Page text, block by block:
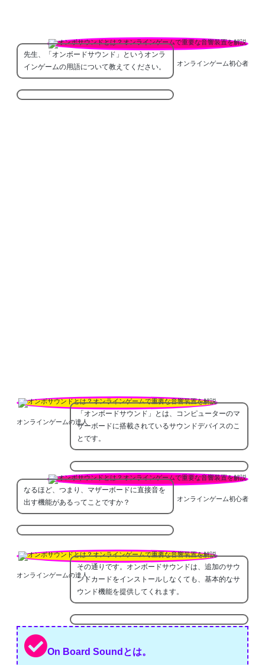
オンラインゲーム初心者
先生、「オンボードサウンド」というオンラ
インゲームの用語について教えてください。
オンラインゲームの達人
「オンボードサウンド」とは、コンピューターのマ
ザーボードに搭載されているサウンドデバイスのこ
とです。
オンラインゲーム初心者
なるほど、つまり、マザーボードに直接音を
出す機能があるってことですか？
オンラインゲームの達人
その通りです。オンボードサウンドは、追加のサウ
ンドカードをインストールしなくても、基本的なサ
ウンド機能を提供してくれます。
On Board Soundとは。